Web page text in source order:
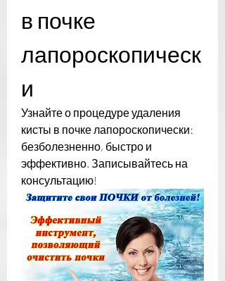
в почке
лапороскопическ
и
Узнайте о процедуре удаления
кисты в почке лапороскопически:
безболезненно, быстро и
эффективно. Записывайтесь на
консультацию!